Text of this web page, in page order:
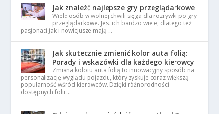
Jak znaleźć najlepsze gry przeglądarkowe
Wiele osób w wolnej chwili sięga dla rozrywki po gry
przeglądarkowe. Jest ich bardzo wiele, dlatego też
pasjonaci jak i nowicjusze mają …
Jak skutecznie zmienić kolor auta folią:
Porady i wskazówki dla każdego kierowcy
Zmiana koloru auta folią to innowacyjny sposób na
personalizację wyglądu pojazdu, który zyskuje coraz większą
popularność wśród kierowców. Dzięki różnorodności
dostępnych folii …